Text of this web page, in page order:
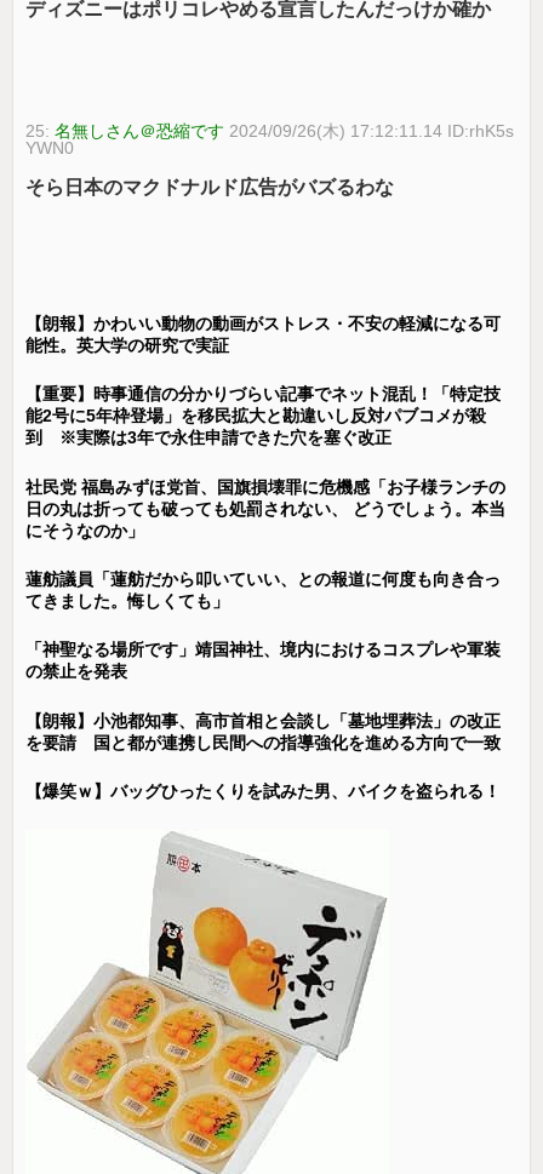
ディズニーはポリコレやめる宣言したんだっけか確か
25:名無しさん＠恐縮です 2024/09/26(木) 17:12:11.14 ID:rhK5s
YWN0
そら日本のマクドナルド広告がバズるわな
【朗報】かわいい動物の動画がストレス・不安の軽減になる可
能性。英大学の研究で実証
【重要】時事通信の分かりづらい記事でネット混乱！「特定技
能2号に5年枠登場」を移民拡大と勘違いし反対パブコメが殺
到 ※実際は3年で永住申請できた穴を塞ぐ改正
社民党 福島みずほ党首、国旗損壊罪に危機感「お子様ランチの
日の丸は折っても破っても処罰されない、 どうでしょう。本当
にそうなのか」
蓮舫議員「蓮舫だから叩いていい、との報道に何度も向き合っ
てきました。悔しくても」
「神聖なる場所です」靖国神社、境内におけるコスプレや軍装
の禁止を発表
【朗報】小池都知事、高市首相と会談し「墓地埋葬法」の改正
を要請 国と都が連携し民間への指導強化を進める方向で一致
【爆笑ｗ】バッグひったくりを試みた男、バイクを盗られる！